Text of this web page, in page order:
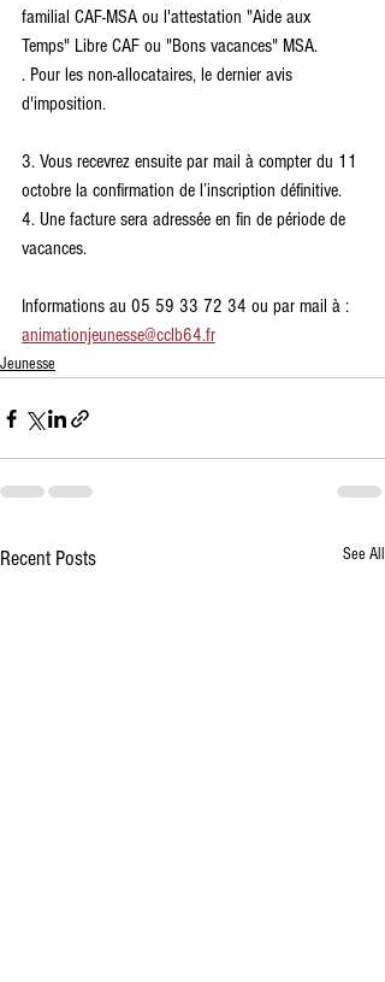
familial CAF-MSA ou l'attestation "Aide aux
Temps" Libre CAF ou "Bons vacances" MSA.
. Pour les non-allocataires, le dernier avis
d'imposition.
3. Vous recevrez ensuite par mail à compter du 11
octobre la confirmation de l’inscription définitive.
4. Une facture sera adressée en fin de période de
vacances.
Informations au 05 59 33 72 34 ou par mail à :
animationjeunesse@cclb64.fr
Jeunesse
Recent Posts See All